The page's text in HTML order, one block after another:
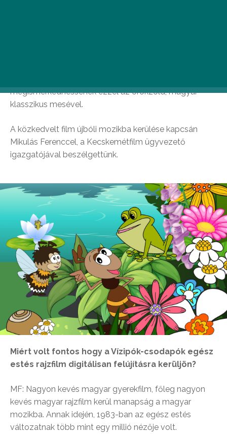
megismerkedhessenek ezzel az örökzöld, magyar
klasszikus mesével.
A közkedvelt film újbóli mozikba kerülése kapcsán
Mikulás Ferenccel, a Kecskemétfilm ügyvezető
igazgatójával beszélgettünk.
Miért volt fontos hogy a Vízipók-csodapók egész
estés rajzfilm digitálisan felújításra kerüljön?
MF: Nagyon kevés magyar gyerekfilm, főleg nagyon
kevés magyar rajzfilm kerül manapság a magyar
mozikba. Annak idején, 1983-ban az egész estés
változatnak több mint egy millió nézője volt.